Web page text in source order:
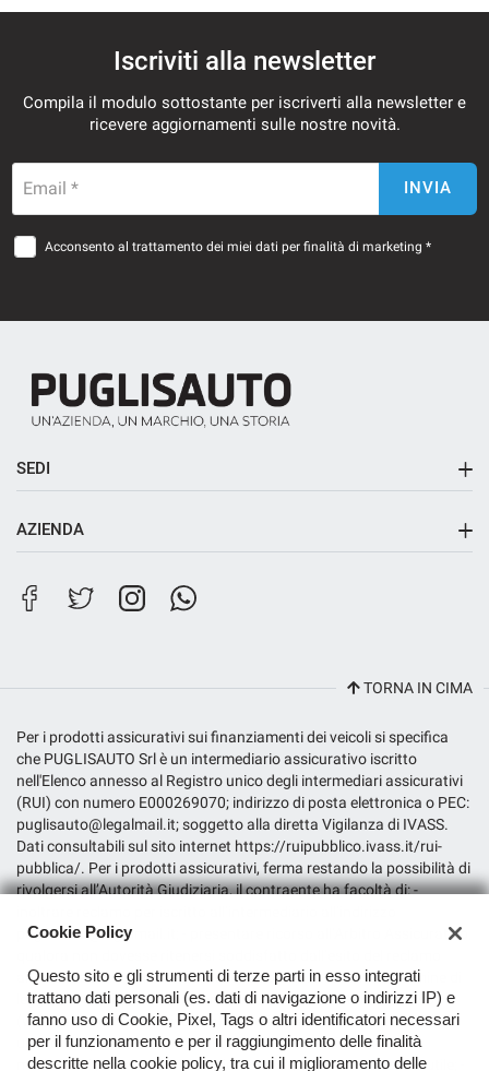
Iscriviti alla newsletter
Compila il modulo sottostante per iscriverti alla newsletter e
ricevere aggiornamenti sulle nostre novità.
Email * INVIA
Acconsento al trattamento dei miei dati per finalità di marketing *
SEDI
Filiale City Store
AZIENDA
Lavora con noi
TORNA IN CIMA
Per i prodotti assicurativi sui finanziamenti dei veicoli si specifica
che PUGLISAUTO Srl è un intermediario assicurativo iscritto
nell'Elenco annesso al Registro unico degli intermediari assicurativi
(RUI) con numero E000269070; indirizzo di posta elettronica o PEC:
puglisauto@legalmail.it; soggetto alla diretta Vigilanza di IVASS.
Dati consultabili sul sito internet https://ruipubblico.ivass.it/rui-
pubblica/. Per i prodotti assicurativi, ferma restando la possibilità di
rivolgersi all’Autorità Giudiziaria, il contraente ha facoltà di: -
puglisauto@legalmail.it; - presentare ricorso all’Arbitro Assicurativo,
all’intermediario o in caso di assenza di riscontro entro il termine di
legge, tramite il portale disponibile sul sito internet dello stesso
(www.arbitroassicurativo.org), dove è possibile consultare gli
ulteriori requisiti di ammissibilità, le informazioni relative alle
modalità di presentazione del ricorso e ogni altra indicazione utile; -
Cookie Policy
Questo sito e gli strumenti di terze parti in esso integrati
trattano dati personali (es. dati di navigazione o indirizzi IP) e
fanno uso di Cookie, Pixel, Tags o altri identificatori necessari
per il funzionamento e per il raggiungimento delle finalità
descritte nella cookie policy, tra cui il miglioramento delle